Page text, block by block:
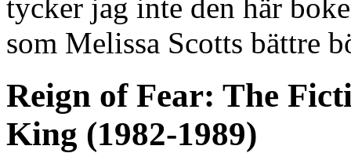
tycker jag inte den här
som Melissa Scotts bättre
Reign of Fear: The
King (1982-1989)